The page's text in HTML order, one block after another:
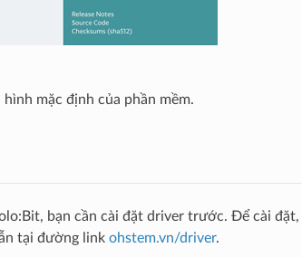
mặc định của phần mềm.
bạn cần cài đặt driver trước. Để cài đặt,
tại đường link ohstem.vn/driver.